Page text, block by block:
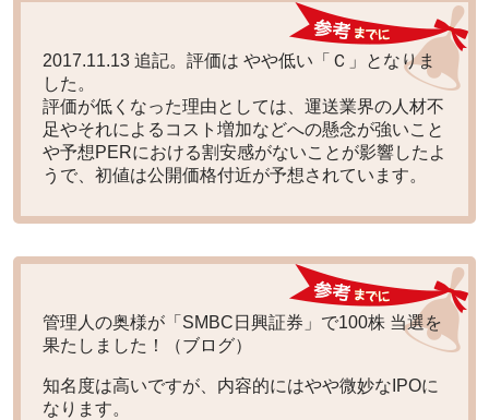
2017.11.13 追記。評価は やや低い「Ｃ」
となりま
した。
評価が低くなった理由としては、運送業界の人材不
足やそれによるコスト増加などへの懸念が強いこと
や予想PERにおける割安感がないことが影響したよ
うで、初値は公開価格付近が予想されています。
管理人の奥様が「SMBC日興証券」で100株 当選を
果たしました！（ブログ）
知名度は高いですが、内容的にはやや微妙なIPOに
なります。